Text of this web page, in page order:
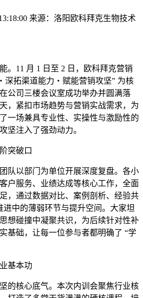
来源：洛阳欧科拜克生物技术
。11 月 1 日至 2 日，欧科拜克营销
深拓渠道能力・赋能营销攻坚” 为核
公司三楼会议室成功举办并圆满落
，紧扣市场趋势与营销实战需求，为
一场兼具专业性、实操性与激励性的
坚注入了强劲动力。
突破口
队以部门为单位开展深度复盘。各小
户服务、业绩达成等核心工作，全面
，通过数据对比、案例剖析、经验共
中的薄弱环节与提升空间。大家坦
想碰撞中凝聚共识，为后续针对性补
基础，让每一位参与者都明确了 “学
基本功
的核心底气。本次内训会聚焦行业核